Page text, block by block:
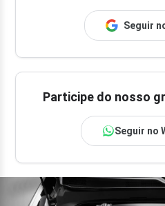
Seguir
Participe do nosso
Seguir no